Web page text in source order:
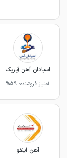
اسپادان آهن آیریک
امتیاز فروشنده: 59%
آهن اینفو